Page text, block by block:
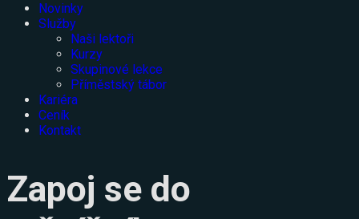
Novinky
Služby
Naši lektoři
Kurzy
Skupinové lekce
Příměstský tábor
Kariéra
Ceník
Kontakt
Zapoj se do